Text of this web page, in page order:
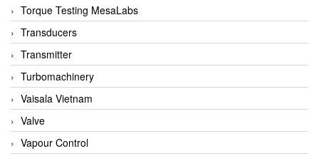
COMFILE Technology
Conch
Conductix/ WAMPFLER
Contrec
Contrinex
Control Solution Minesota
Copeland
Torque Testing MesaLabs
Transducers
Transmitter
Turbomachinery
Vaisala Vietnam
Valve
Vapour Control